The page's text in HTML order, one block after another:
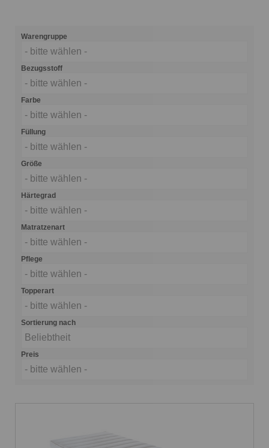
Warengruppe
- bitte wählen -
Bezugsstoff
- bitte wählen -
Farbe
- bitte wählen -
Füllung
- bitte wählen -
Größe
- bitte wählen -
Härtegrad
- bitte wählen -
Matratzenart
- bitte wählen -
Pflege
- bitte wählen -
Topperart
- bitte wählen -
Sortierung nach
Beliebtheit
Preis
- bitte wählen -